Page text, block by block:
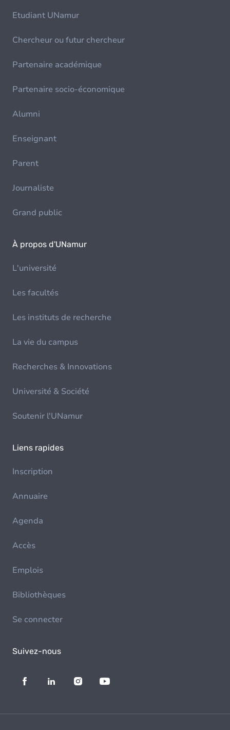
Etudiant UNamur
Chercheur ou futur chercheur
Partenaire académique
Partenaire socio-économique
Alumni
Enseignant
Parent
Journaliste
Grand public
À propos d'UNamur
L'université
Les facultés
Les instituts de recherche
La vie du campus
Recherches & Innovations
Université & Société
Soutenir l'UNamur
Liens rapides
Inscription
Annuaire
Agenda
Accès
Emplois
Bibliothèques
Se connecter
Suivez-nous